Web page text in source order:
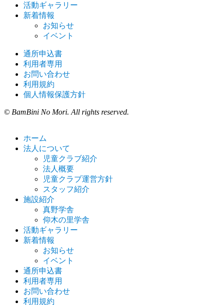
活動ギャラリー
新着情報
お知らせ
イベント
通所申込書
利用者専用
お問い合わせ
利用規約
個人情報保護方針
© BamBini No Mori. All rights reserved.
ホーム
法人について
児童クラブ紹介
法人概要
児童クラブ運営方針
スタッフ紹介
施設紹介
真野学舎
仰木の里学舎
活動ギャラリー
新着情報
お知らせ
イベント
通所申込書
利用者専用
お問い合わせ
利用規約